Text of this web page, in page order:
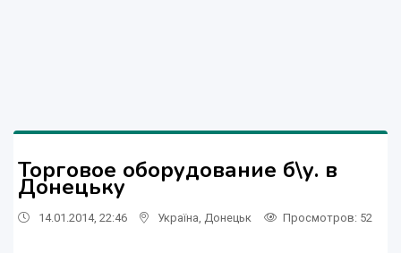
Торговое оборудование б\у. в
Донецьку
14.01.2014, 22:46 Україна Донецьк Просмотров: 52